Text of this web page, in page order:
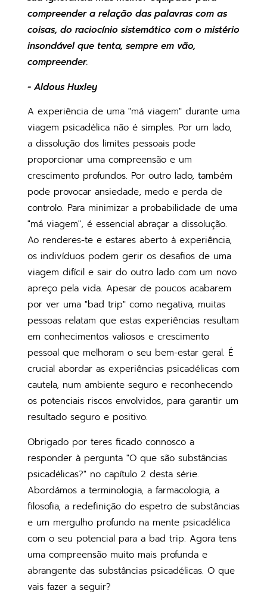
compreender a relação das palavras com as
coisas, do raciocínio sistemático com o mistério
insondável que tenta, sempre em vão,
compreender.
- Aldous Huxley
A experiência de uma "má viagem" durante uma
viagem psicadélica não é simples. Por um lado,
a dissolução dos limites pessoais pode
proporcionar uma compreensão e um
crescimento profundos. Por outro lado, também
pode provocar ansiedade, medo e perda de
controlo. Para minimizar a probabilidade de uma
"má viagem", é essencial abraçar a dissolução.
Ao renderes-te e estares aberto à experiência,
os indivíduos podem gerir os desafios de uma
viagem difícil e sair do outro lado com um novo
apreço pela vida. Apesar de poucos acabarem
por ver uma "bad trip" como negativa, muitas
pessoas relatam que estas experiências resultam
em conhecimentos valiosos e crescimento
pessoal que melhoram o seu bem-estar geral. É
crucial abordar as experiências psicadélicas com
cautela, num ambiente seguro e reconhecendo
os potenciais riscos envolvidos, para garantir um
resultado seguro e positivo.
Obrigado por teres ficado connosco a
responder à pergunta "O que são substâncias
psicadélicas?" no capítulo 2 desta série.
Abordámos a terminologia, a farmacologia, a
filosofia, a redefinição do espetro de substâncias
e um mergulho profundo na mente psicadélica
com o seu potencial para a bad trip. Agora tens
uma compreensão muito mais profunda e
abrangente das substâncias psicadélicas. O que
vais fazer a seguir?